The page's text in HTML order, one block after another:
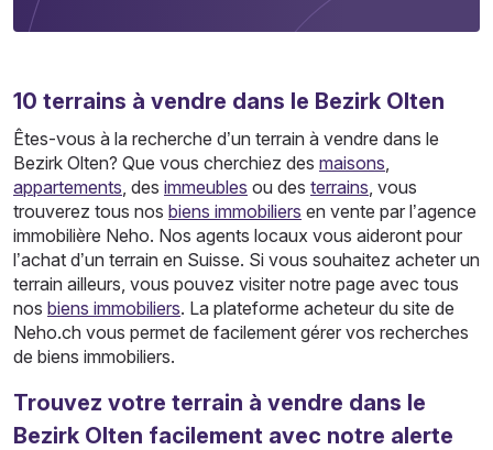
10 terrains à vendre dans le Bezirk Olten
Êtes-vous à la recherche d’un terrain à vendre dans le
Bezirk Olten? Que vous cherchiez des maisons,
appartements, des immeubles ou des terrains, vous
trouverez tous nos biens immobiliers en vente par l’agence
immobilière Neho. Nos agents locaux vous aideront pour
l’achat d’un terrain en Suisse. Si vous souhaitez acheter un
terrain ailleurs, vous pouvez visiter notre page avec tous
nos biens immobiliers. La plateforme acheteur du site de
Neho.ch vous permet de facilement gérer vos recherches
de biens immobiliers.
Trouvez votre terrain à vendre dans le
Bezirk Olten facilement avec notre alerte